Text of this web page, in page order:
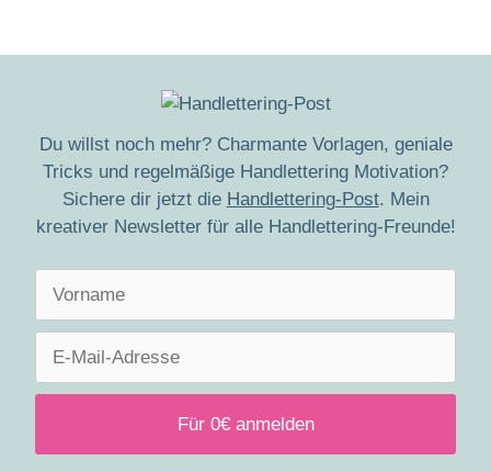
Du willst noch mehr? Charmante Vorlagen, geniale
Tricks und regelmäßige Handlettering Motivation?
Sichere dir jetzt die Handlettering-Post. Mein
kreativer Newsletter für alle Handlettering-Freunde!